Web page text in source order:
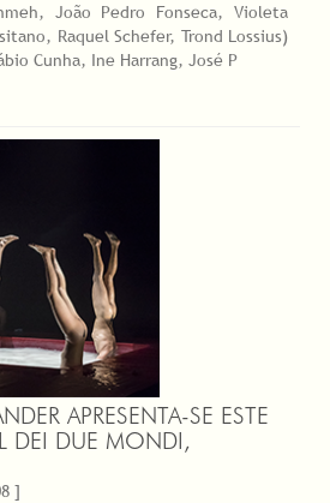
João Pedro Fonseca, Violeta
Raquel Schefer, Trond Lossius)
Cunha, Ine Harrang, José P
APRESENTA-SE ESTE
DEI DUE MONDI,
]